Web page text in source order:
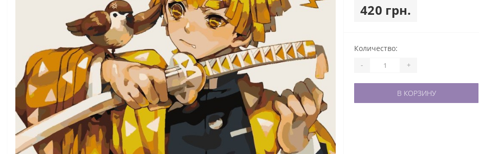
420 грн.
Количество:
- +
В КОРЗИНУ